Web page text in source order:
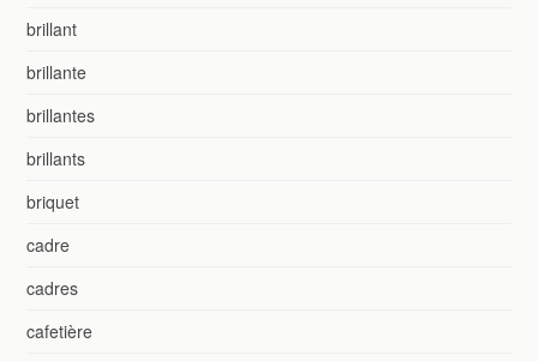
brillant
brillante
brillantes
brillants
briquet
cadre
cadres
cafetière